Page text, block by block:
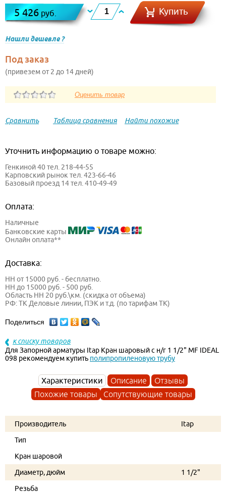
5 426 руб. Купить
Нашли дешевле ?
Под заказ
(привезем от 2 до 14 дней)
Сравнить Таблица сравнения Найти похожие
Уточнить информацию о товаре можно:
Генкиной 40 тел. 218-44-55
Карповский рынок тел. 423-66-46
Базовый проезд 14 тел. 410-49-49
Оплата:
Наличные
Банковские карты
Онлайн оплата**
Доставка:
НН от 15000 руб. - бесплатно.
НН до 15000 руб. - 500 руб.
Область НН 20 руб.\км. (скидка от объема)
РФ: ТК Деловые линии, ПЭК и т.д. (по тарифам ТК)
Поделиться
к списку товаров
Для Запорной арматуры Itap Кран шаровый c н/г 1 1/2" MF IDEAL
098 рекомендуем купить полипропиленовую трубу
Характеристики Описание
Отзывы
Похожие товары
Сопутствующие товары
Производитель
Itap
Тип
Кран шаровой
Диаметр, дюйм
1 1/2"
Резьба